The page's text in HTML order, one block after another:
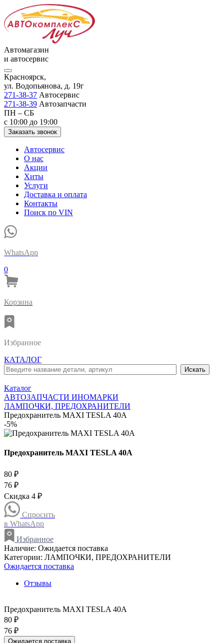
Автомагазин
и автосервис
Красноярск,
ул. Водопьянова, д. 19г
271-38-37 Автосервис
271-38-39 Автозапчасти
ПН – СБ
с 10:00 до 19:00
Заказать звонок
Автосервис
О нас
Акции
Хиты
Услуги
Доставка и оплата
Контакты
Поиск по VIN
WhatsApp
0
Корзина
Избранное
КАТАЛОГ
Каталог
АВТОЗАПЧАСТИ ИНОМАРКИ
ЛАМПОЧКИ, ПРЕДОХРАНИТЕЛИ
Предохранитель MAXI TESLA 40A
-5%
Предохранитель MAXI TESLA 40A
80 ₽
76 ₽
Скидка 4 ₽
Спросить
в WhatsApp
Избранное
Наличие: Ожидается поставка
Категории: ЛАМПОЧКИ, ПРЕДОХРАНИТЕЛИ
Ожидается поставка
Отзывы
Предохранитель MAXI TESLA 40A
80 ₽
76 ₽
Ожидается поставка